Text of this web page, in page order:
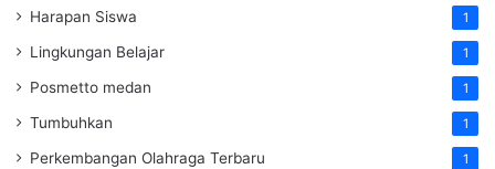
Harapan Siswa 1
Lingkungan Belajar 1
Posmetto medan 1
Tumbuhkan 1
Perkembangan Olahraga Terbaru 1